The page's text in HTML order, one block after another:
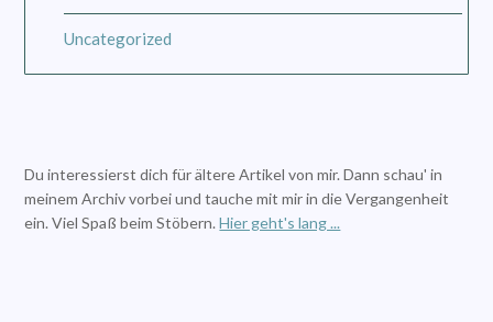
Uncategorized
Du interessierst dich für ältere Artikel von mir. Dann schau' in
meinem Archiv vorbei und tauche mit mir in die Vergangenheit
ein. Viel Spaß beim Stöbern.Hier geht's lang ...